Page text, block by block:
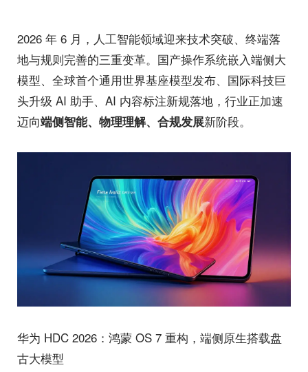
2026 年 6 月，人工智能领域迎来技术突破、终端落
地与规则完善的三重变革。国产操作系统嵌入端侧大
模型、全球首个通用世界基座模型发布、国际科技巨
头升级 AI 助手、AI 内容标注新规落地，行业正加速
迈向端侧智能、物理理解、合规发展新阶段。
华为 HDC 2026：鸿蒙 OS 7 重构，端侧原生搭载盘
古大模型